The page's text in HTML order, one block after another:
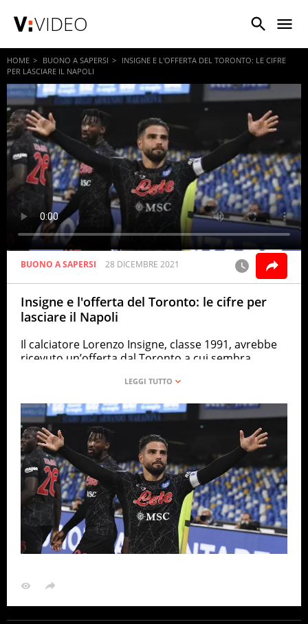
VIDEO
HOME BUONO A SAPERSI
INSIGNE E L'OFFERTA DEL TORONTO: LE CIFRE
PER LASCIARE IL NAPOLI
BUONO A SAPERSI 28 DICEMBRE 2021
Insigne e l'offerta del Toronto: le cifre per
lasciare il Napoli
Il calciatore Lorenzo Insigne, classe 1991, avrebbe
ricevuto un’offerta dal Toronto a cui sembra
propone il Napoli per tenersi il giocatore che ha
gli Europei 2021
CALCIO